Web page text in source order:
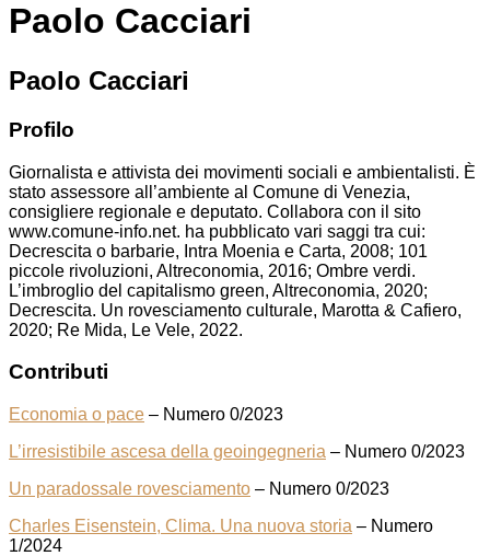
Paolo Cacciari
Paolo Cacciari
Profilo
Giornalista e attivista dei movimenti sociali e ambientalisti. È
stato assessore all’ambiente al Comune di Venezia,
consigliere regionale e deputato. Collabora con il sito
www.comune-info.net. ha pubblicato vari saggi tra cui:
Decrescita o barbarie, Intra Moenia e Carta, 2008; 101
piccole rivoluzioni, Altreconomia, 2016; Ombre verdi.
L’imbroglio del capitalismo green, Altreconomia, 2020;
Decrescita. Un rovesciamento culturale, Marotta & Cafiero,
2020; Re Mida, Le Vele, 2022.
Contributi
Economia o pace – Numero 0/2023
L’irresistibile ascesa della geoingegneria – Numero 0/2023
Un paradossale rovesciamento – Numero 0/2023
Charles Eisenstein, Clima. Una nuova storia – Numero
1/2024